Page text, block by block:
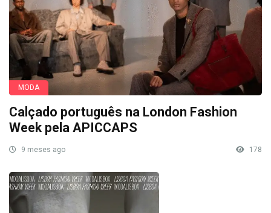
MODA
Calçado português na London Fashion
Week pela APICCAPS
9 meses ago 178